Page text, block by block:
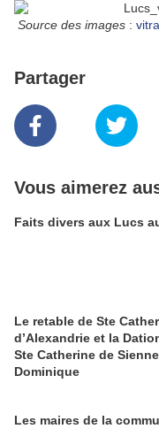
Source des images :
Partager
Vous aimerez
Faits divers aux Lucs
Le retable de Ste
d’Alexandrie et la
Ste Catherine de
Dominique
Les maires de la